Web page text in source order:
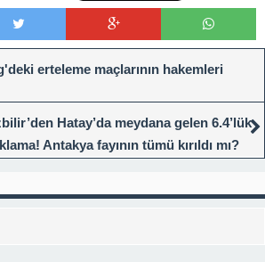
erteleme maçlarının hakemleri
Hatay’da meydana gelen 6.4’lük
Antakya fayının tümü kırıldı mı?